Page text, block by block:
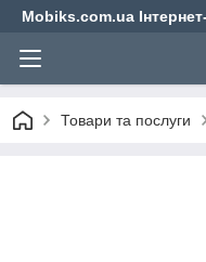
Mobiks.com.ua
Товари та послуги